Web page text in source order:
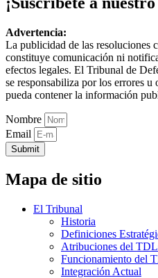
Advertencia:
La publicidad de las resoluciones
constituye comunicación ni
efectos legales. El Tribunal de
se responsabiliza por los errores u
pueda contener la información
Nombre
Email
Submit
Mapa de sitio
El Tribunal
Historia
Definiciones
Atribuciones del
Funcionamiento del
Integración Actual